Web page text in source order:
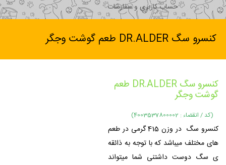
حساب کاربری و سفارشات
کنسرو سگ DR.ALDER طعم گوشت وجگر
کنسرو سگ DR.ALDER طعم
گوشت وجگر
(کد / انقضاء : 4003537800002)
کنسرو سگ در وزن 415 گرمی در طعم
های مختلف میباشد که با توجه به ذائقه
ی سگ دوست داشتنی شما میتواند